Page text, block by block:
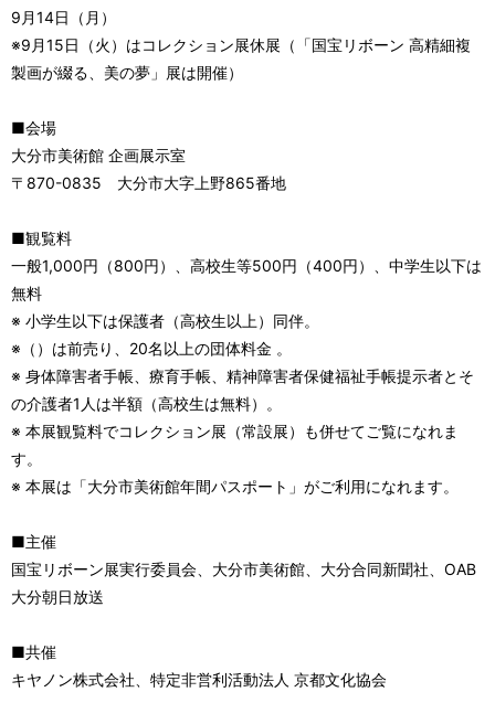
9月14日（月）
※9月15日（火）はコレクション展休展（「国宝リボーン 高精細複
製画が綴る、美の夢」展は開催）
■会場
大分市美術館 企画展示室
〒870-0835 大分市大字上野865番地
■観覧料
一般1,000円（800円）、高校生等500円（400円）、中学生以下は
無料
※ 小学生以下は保護者（高校生以上）同伴。
※（）は前売り、20名以上の団体料金 。
※ 身体障害者手帳、療育手帳、精神障害者保健福祉手帳提示者とそ
の介護者1人は半額（高校生は無料）。
※ 本展観覧料でコレクション展（常設展）も併せてご覧になれま
す。
※ 本展は「大分市美術館年間パスポート」がご利用になれます。
■主催
国宝リボーン展実行委員会、大分市美術館、大分合同新聞社、OAB
大分朝日放送
■共催
キヤノン株式会社、特定非営利活動法人 京都文化協会